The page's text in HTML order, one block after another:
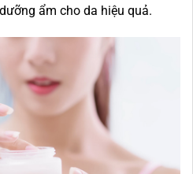
ẩm cho da hiệu quả.